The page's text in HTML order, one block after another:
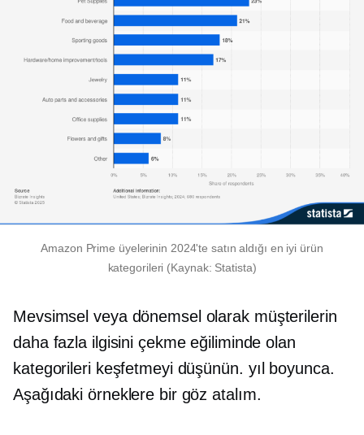
Amazon Prime üyelerinin 2024'te satın aldığı en iyi ürün
kategorileri (Kaynak: Statista)
Mevsimsel veya dönemsel olarak müşterilerin
daha fazla ilgisini çekme eğiliminde olan
kategorileri keşfetmeyi düşünün. yıl boyunca.
Aşağıdaki örneklere bir göz atalım.